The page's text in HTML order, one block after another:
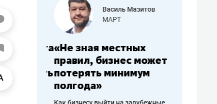
работа
Василь Мазитов
МАРТ
«Не зная местных
правил, бизнес может
потерять минимум
полгода»